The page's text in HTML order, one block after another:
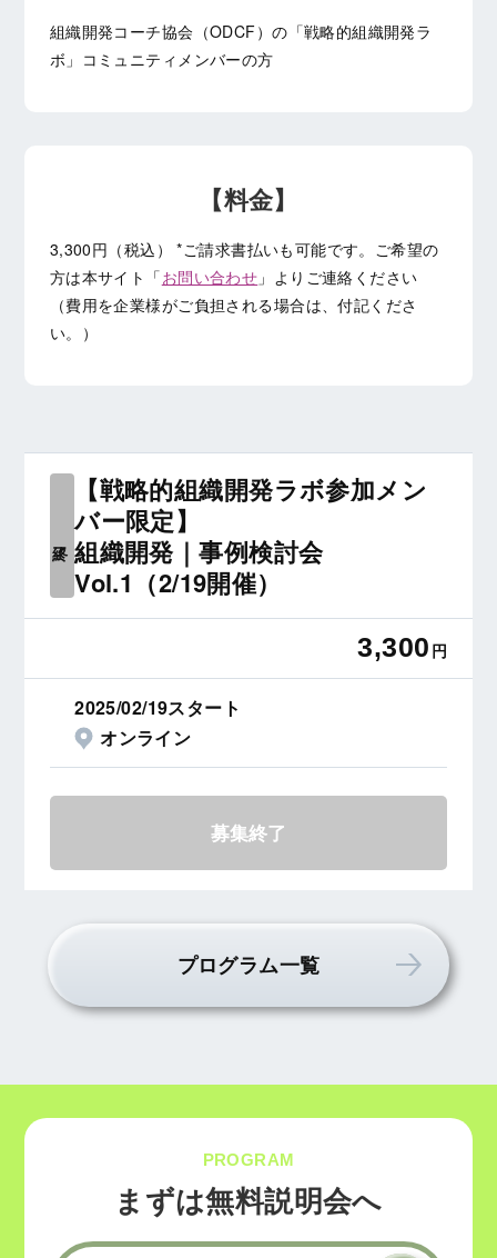
組織開発コーチ協会（ODCF）の「戦略的組織開発ラ
ボ」コミュニティメンバーの方
【料金】
3,300円（税込）*ご請求書払いも可能です。ご希望の
方は本サイト「お問い合わせ 」よりご連絡ください
（費用を企業様がご負担される場合は、付記くださ
い。）
【戦略的組織開発ラボ参加メン
バー限定】
組織開発｜事例検討会
Vol.1（2/19開催）
3,300 円
2025/02/19スタート
オンライン
募集終了
プログラム一覧
PROGRAM
まずは無料説明会へ